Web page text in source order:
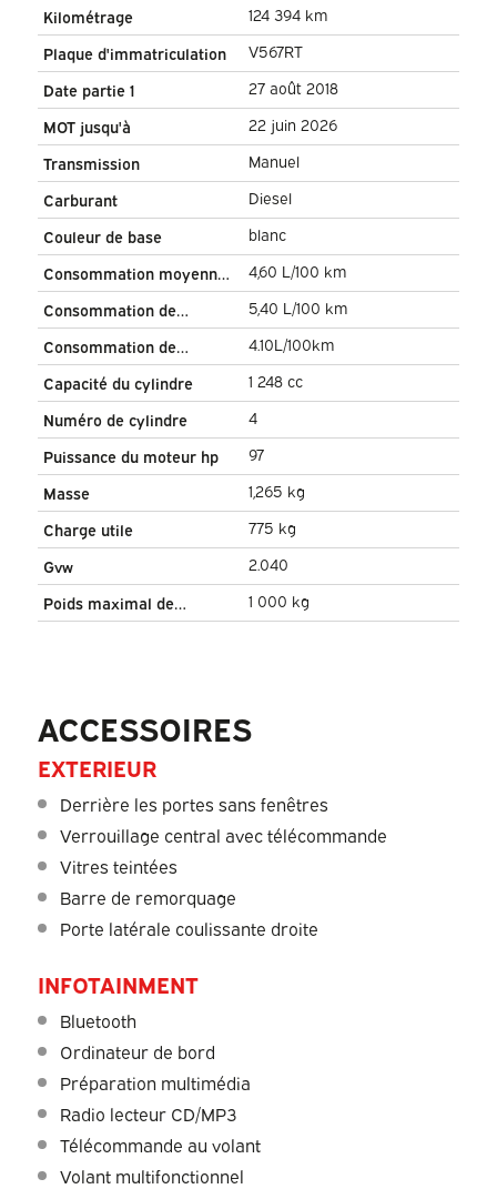
Kilométrage
124 394 km
Plaque d'immatriculation
V567RT
Date partie 1
27 août 2018
MOT jusqu'à
22 juin 2026
Transmission
Manuel
Carburant
Diesel
Couleur de base
blanc
Consommation moyenne
de carburant
4,60 L/100 km
Consommation de
carburant en ville
5,40 L/100 km
Consommation de
carburant sur route
4.10L/100km
Capacité du cylindre
1 248 cc
Numéro de cylindre
4
Puissance du moteur hp
97
Masse
1,265 kg
Charge utile
775 kg
Gvw
2.040
Poids maximal de
1 000 kg
ACCESSOIRES
EXTERIEUR
Derrière les portes sans fenêtres
Verrouillage central avec télécommande
Vitres teintées
Barre de remorquage
Porte latérale coulissante droite
INFOTAINMENT
Bluetooth
Ordinateur de bord
Préparation multimédia
Radio lecteur CD/MP3
Télécommande au volant
Volant multifonctionnel